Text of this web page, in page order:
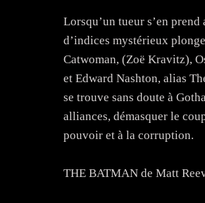
Lorsqu’un tueur s’en
d’indices mystérieux
Catwoman, (Zoë Kravitz),
et Edward Nashton, alias
se trouve sans doute à
alliances, démasquer le
pouvoir et à la corruption.
THE BATMAN de Matt